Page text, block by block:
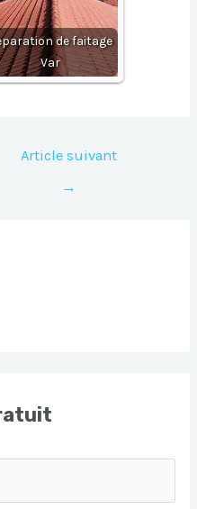
de faitage
Var
Article suivant
→